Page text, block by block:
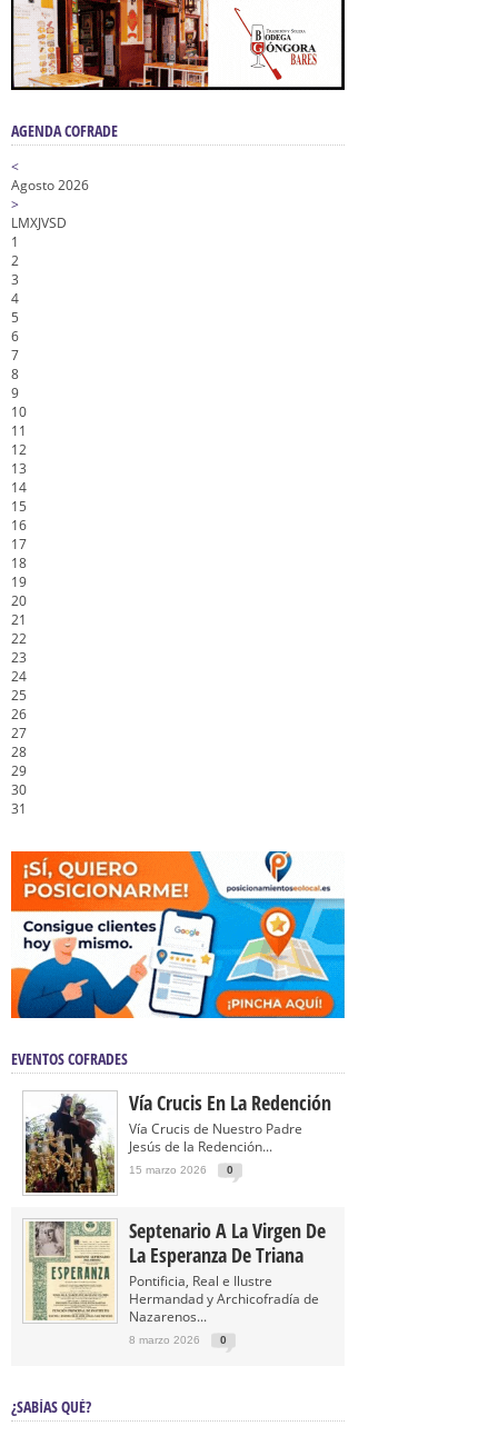
AGENDA COFRADE
<
Agosto 2026
>
LMXJVSD
1
2
3
4
5
6
7
8
9
10
11
12
13
14
15
16
17
18
19
20
21
22
23
24
25
26
27
28
29
30
31
EVENTOS COFRADES
Vía Crucis En La Redención
Vía Crucis de Nuestro Padre
Jesús de la Redención...
15 marzo 2026 0
Septenario A La Virgen De
La Esperanza De Triana
Pontificia, Real e Ilustre
Hermandad y Archicofradía de
Nazarenos...
8 marzo 2026 0
¿SABÍAS QUÉ?